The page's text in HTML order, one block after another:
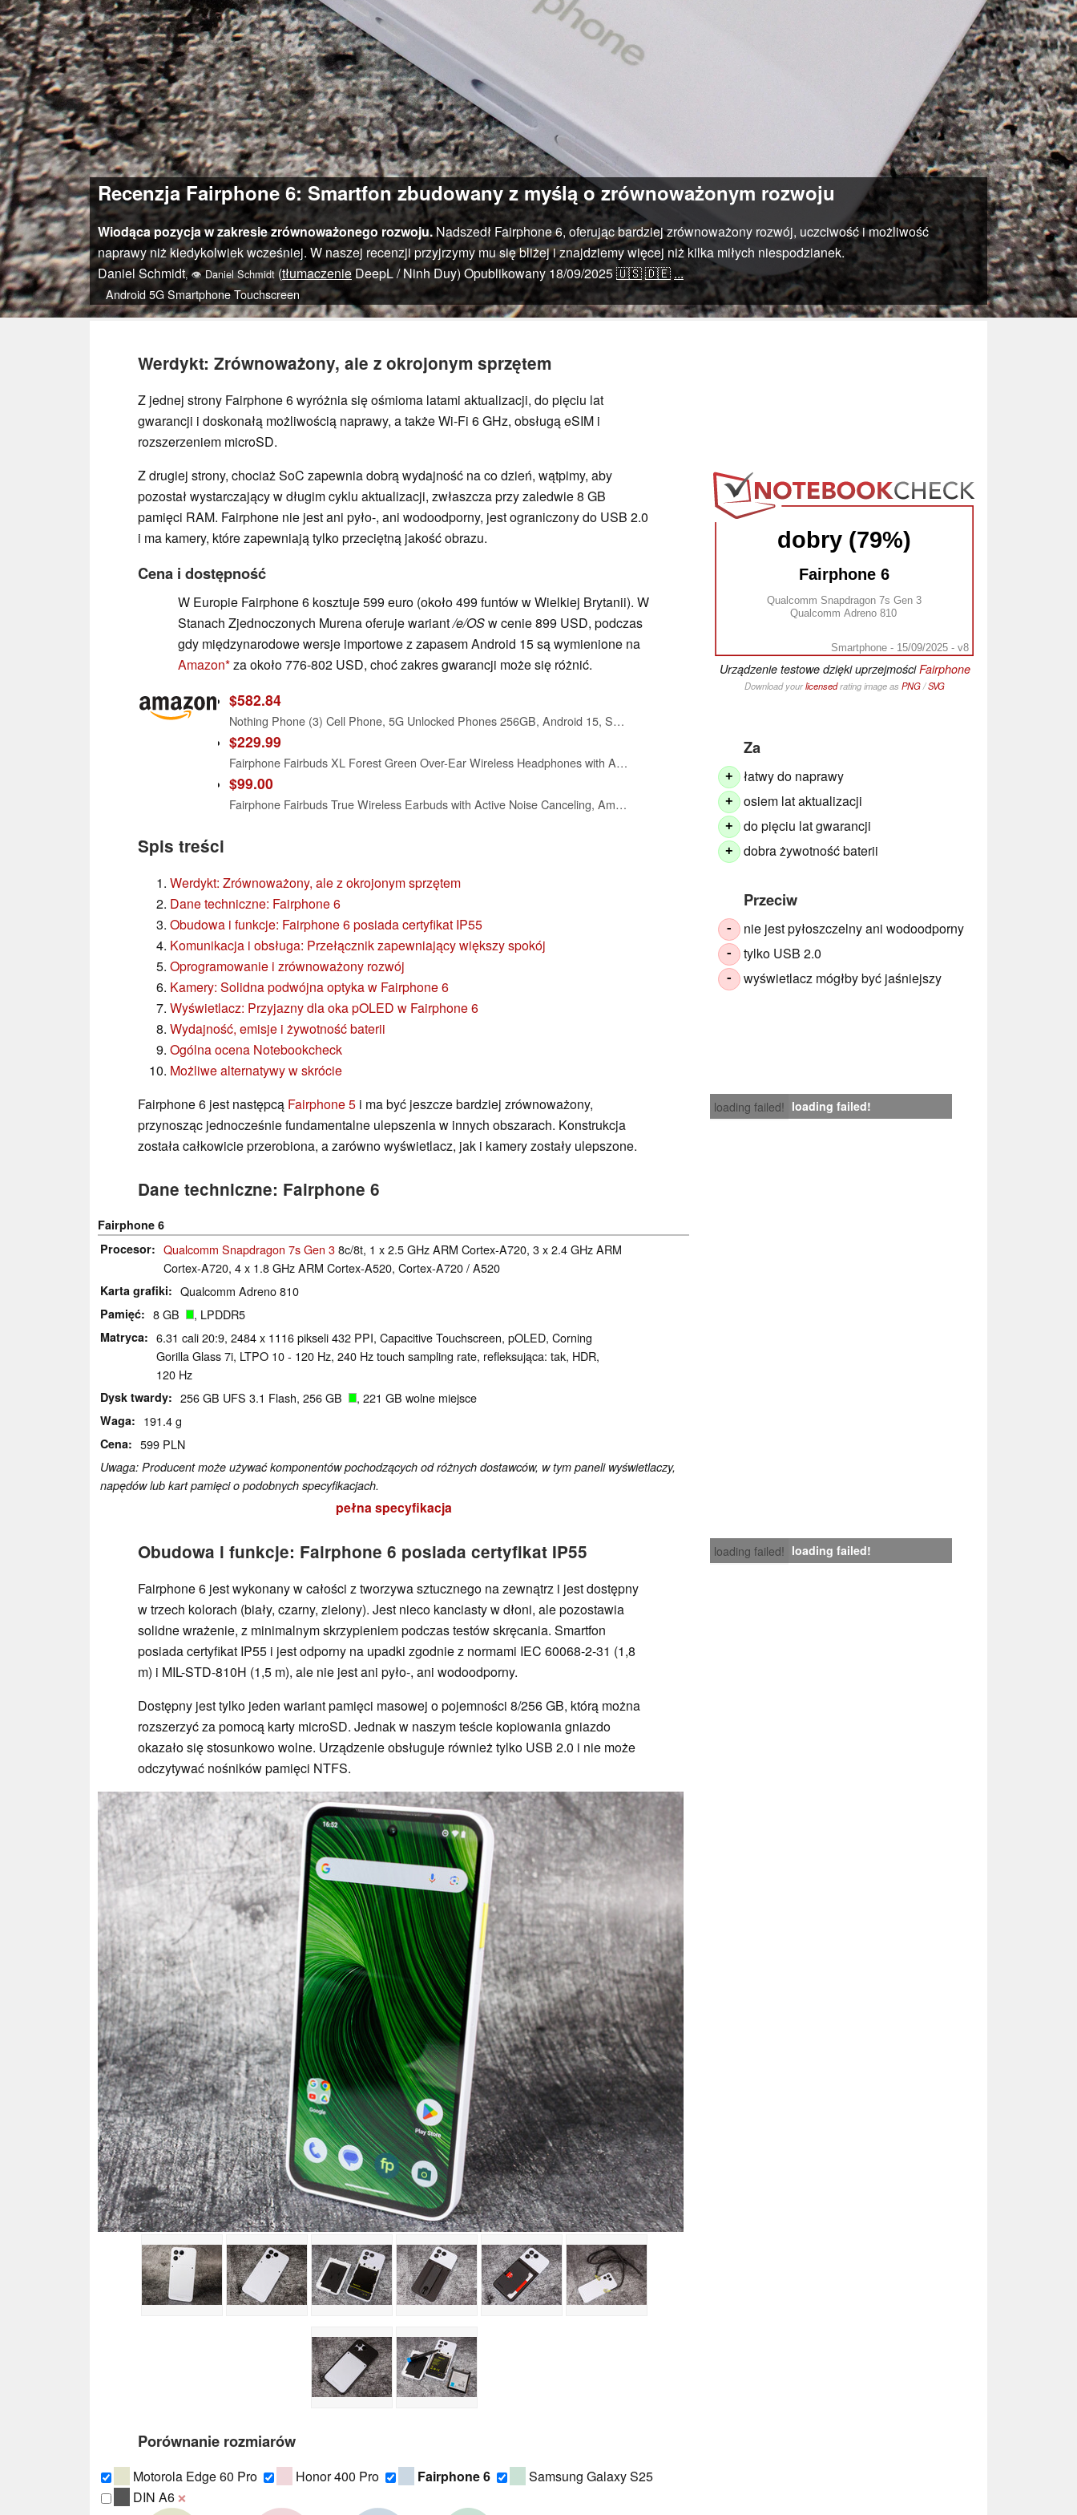
Recenzja Fairphone 6: Smartfon zbudowany z myślą o zrównoważonym rozwoju
Wiodąca pozycja w zakresie zrównoważonego rozwoju.Nadszedł Fairphone 6, oferując bardziej zrównoważony rozwój, uczciwość i możliwość
naprawy niż kiedykolwiek wcześniej. W naszej recenzji przyjrzymy mu się bliżej i znajdziemy więcej niż kilka miłych niespodzianek.
Daniel Schmidt,👁Daniel Schmidt (tłumaczenieDeepL / Ninh Duy)Opublikowany 18/09/2025🇺🇸🇩🇪 ...
Android5GSmartphoneTouchscreen
Werdykt: Zrównoważony, ale z okrojonym sprzętem
Z jednej strony Fairphone 6 wyróżnia się ośmioma latami aktualizacji, do pięciu lat
gwarancji i doskonałą możliwością naprawy, a także Wi-Fi 6 GHz, obsługą eSIM i
rozszerzeniem microSD.
dobry (79%)
Fairphone 6
Qualcomm Snapdragon 7s Gen 3
Qualcomm Adreno 810
Smartphone - 15/09/2025 - v8
Urządzenie testowe dzięki uprzejmościFairphone
Download yourlicensedrating image as PNG/SVG
Z drugiej strony, chociaż SoC zapewnia dobrą wydajność na co dzień, wątpimy, aby
pozostał wystarczający w długim cyklu aktualizacji, zwłaszcza przy zaledwie 8 GB
pamięci RAM. Fairphone nie jest ani pyło-, ani wodoodporny, jest ograniczony do USB 2.0
i ma kamery, które zapewniają tylko przeciętną jakość obrazu.
Za
+ łatwy do naprawy
+ osiem lat aktualizacji
+ do pięciu lat gwarancji
+ dobra żywotność baterii
Przeciw
- nie jest pyłoszczelny ani wodoodporny
- tylko USB 2.0
- wyświetlacz mógłby być jaśniejszy
Cena i dostępność
W Europie Fairphone 6 kosztuje 599 euro (około 499 funtów w Wielkiej Brytanii). W
Stanach Zjednoczonych Murena oferuje wariant/e/OSw cenie 899 USD, podczas
gdy międzynarodowe wersje importowe z zapasem Android 15 są wymienione na
Amazon za około 776-802 USD, choć zakres gwarancji może się różnić.
$582.84
Nothing Phone (3) Cell Phone, 5G Unlocked Phones 256GB, Android 15, Snapdragon 8s Gen4, AI Mobile Phones with Four 50MP Cameras & AMOLED Display, 5150mAh, Glyph Interface, Smartphone Black
$229.99
Fairphone Fairbuds XL Forest Green Over-Ear Wireless Headphones with Active Noise Cancelling, aptX-HD 24-bit Audio, 30 H Battery, IP54 Weatherproof, Replaceable Parts
$99.00
Fairphone Fairbuds True Wireless Earbuds with Active Noise Canceling, Ambient Mode, Titanium-Coated Drivers, 26H Battery, ENC Mics, Multipoint Bluetooth, iOS & Android App, Replaceable Parts, Black
Spis treści
Werdykt: Zrównoważony, ale z okrojonym sprzętem
Dane techniczne: Fairphone 6
Obudowa i funkcje: Fairphone 6 posiada certyfikat IP55
Komunikacja i obsługa: Przełącznik zapewniający większy spokój
Oprogramowanie i zrównoważony rozwój
Kamery: Solidna podwójna optyka w Fairphone 6
Wyświetlacz: Przyjazny dla oka pOLED w Fairphone 6
Wydajność, emisje i żywotność baterii
Ogólna ocena Notebookcheck
Możliwe alternatywy w skrócie
loading failed! loading failed!
Fairphone 6 jest następcą Fairphone 5 i ma być jeszcze bardziej zrównoważony,
przynosząc jednocześnie fundamentalne ulepszenia w innych obszarach. Konstrukcja
została całkowicie przerobiona, a zarówno wyświetlacz, jak i kamery zostały ulepszone.
Dane techniczne: Fairphone 6
Fairphone 6
Procesor
Qualcomm Snapdragon 7s Gen 38c/8t, 1 x 2.5 GHz ARM Cortex-A720, 3 x 2.4 GHz ARM
Cortex-A720, 4 x 1.8 GHz ARM Cortex-A520, Cortex-A720 / A520
Karta grafiki Qualcomm Adreno 810
Pamięć 8 GB , LPDDR5
Matryca
6.31 cali 20:9, 2484 x 1116 pikseli 432 PPI, Capacitive Touchscreen, pOLED, Corning
Gorilla Glass 7i, LTPO 10 - 120 Hz, 240 Hz touch sampling rate, refleksująca: tak, HDR,
120 Hz
Dysk twardy 256 GB UFS 3.1 Flash, 256 GB , 221 GB wolne miejsce
Waga 191.4 g
Cena 599 PLN
Uwaga: Producent może używać komponentów pochodzących od różnych dostawców, w tym paneli wyświetlaczy,
napędów lub kart pamięci o podobnych specyfikacjach.
pełna specyfikacja
loading failed! loading failed!
Obudowa i funkcje: Fairphone 6 posiada certyfikat IP55
Fairphone 6 jest wykonany w całości z tworzywa sztucznego na zewnątrz i jest dostępny
w trzech kolorach (biały, czarny, zielony). Jest nieco kanciasty w dłoni, ale pozostawia
solidne wrażenie, z minimalnym skrzypieniem podczas testów skręcania. Smartfon
posiada certyfikat IP55 i jest odporny na upadki zgodnie z normami IEC 60068-2-31 (1,8
m) i MIL-STD-810H (1,5 m), ale nie jest ani pyło-, ani wodoodporny.
Dostępny jest tylko jeden wariant pamięci masowej o pojemności 8/256 GB, którą można
rozszerzyć za pomocą karty microSD. Jednak w naszym teście kopiowania gniazdo
okazało się stosunkowo wolne. Urządzenie obsługuje również tylko USB 2.0 i nie może
odczytywać nośników pamięci NTFS.
Porównanie rozmiarów
Motorola Edge 60 Pro Honor 400 Pro Fairphone 6
Samsung Galaxy S25
DIN A6 ❌